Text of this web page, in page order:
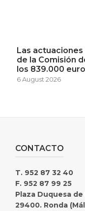
Las
de la Comisión
los 839.000
6 August 2026
CONTACTO
T. 952 87 32 40
F. 952 87 99 25
Plaza Duquesa
29400. Ronda